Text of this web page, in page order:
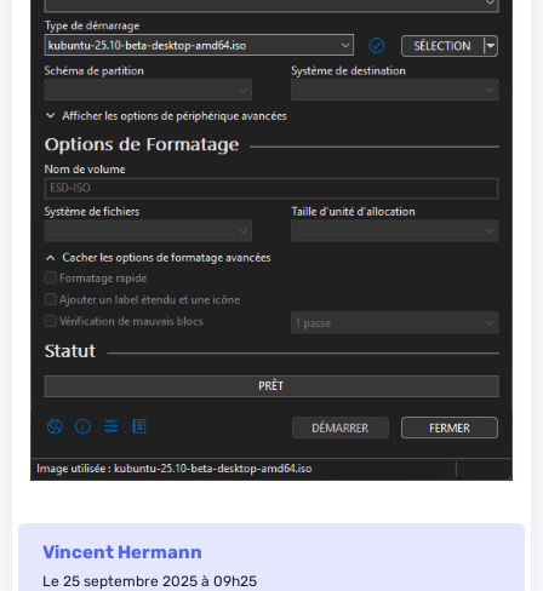
Vincent Hermann
Le 25 septembre 2025 à 09h25